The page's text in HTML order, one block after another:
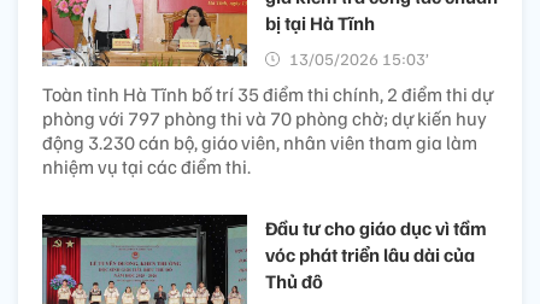
bị tại Hà Tĩnh
13/05/2026 15:03’
Toàn tỉnh Hà Tĩnh bố trí 35 điểm thi chính, 2 điểm thi dự
phòng với 797 phòng thi và 70 phòng chờ; dự kiến huy
động 3.230 cán bộ, giáo viên, nhân viên tham gia làm
nhiệm vụ tại các điểm thi.
Đầu tư cho giáo dục vì tầm
vóc phát triển lâu dài của
Thủ đô